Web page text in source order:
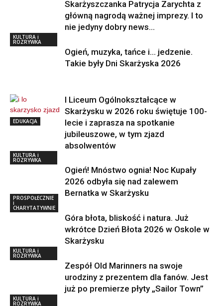
Skarżyszczanka Patrycja Zarychta z
główną nagrodą ważnej imprezy. I to
nie jedyny dobry news…
KULTURA i
ROZRYWKA
Ogień, muzyka, tańce i… jedzenie.
Takie były Dni Skarżyska 2026
EDUKACJA
I Liceum Ogólnokształcące w
Skarżysku w 2026 roku świętuje 100-
lecie i zaprasza na spotkanie
jubileuszowe, w tym zjazd
absolwentów
KULTURA i
ROZRYWKA
Ogień! Mnóstwo ognia! Noc Kupały
2026 odbyła się nad zalewem
Bernatka w Skarżysku
PROSPOŁECZNIE
i
CHARYTATYWNIE
Góra błota, bliskość i natura. Już
wkrótce Dzień Błota 2026 w Oskole w
Skarżysku
KULTURA i
ROZRYWKA
Zespół Old Marinners na swoje
urodziny z prezentem dla fanów. Jest
już po premierze płyty „Sailor Town”
KULTURA i
ROZRYWKA